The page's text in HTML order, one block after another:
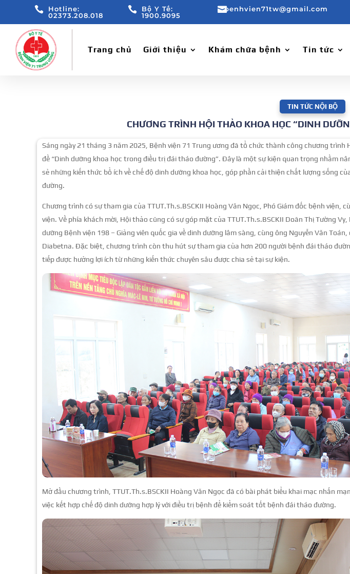

Hotline:
02373.208.018

Bộ Y Tế:
1900.9095
benhvien71tw@gmail.com
Trang chủ Giới thiệu Khám chữa bệnh Tin tức
TIN TỨC NỘI BỘ
CHƯƠNG TRÌNH HỘI THẢO KHOA HỌC “DINH
Sáng ngày 21 tháng 3 năm 2025, Bệnh viện 71 Trung ương đã tổ chức thành công chương trình
đề “Dinh dưỡng khoa học trong điều trị đái tháo đường”. Đây là một sự kiện quan trọng nhằm
sẻ những kiến thức bổ ích về chế độ dinh dưỡng khoa học, góp phần cải thiện chất lượng sống
đường.
Chương trình có sự tham gia của TTUT.Th.s.BSCKII Hoàng Văn Ngọc, Phó Giám đốc bệnh viện,
viện. Về phía khách mời, Hội thảo cũng có sự góp mặt của TTUT.Th.s.BSCKII Doãn Thị Tường
dưỡng Bệnh viện 198 – Giảng viên quốc gia về dinh dưỡng lâm sàng, cùng ông Nguyễn Văn
Diabetna. Đặc biệt, chương trình còn thu hút sự tham gia của hơn 200 người bệnh đái tháo
tiếp được hưởng lợi ích từ những kiến thức chuyên sâu được chia sẻ tại sự kiện.
Mở đầu chương trình, TTUT.Th.s.BSCKII Hoàng Văn Ngọc đã có bài phát biểu khai mạc nhấn
việc kết hợp chế độ dinh dưỡng hợp lý với điều trị bệnh để kiểm soát tốt bệnh đái tháo đường.